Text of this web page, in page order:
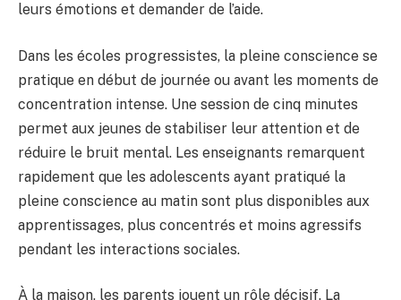
leurs émotions et demander de l’aide.
Dans les écoles progressistes, la pleine conscience se
pratique en début de journée ou avant les moments de
concentration intense. Une session de cinq minutes
permet aux jeunes de stabiliser leur attention et de
réduire le bruit mental. Les enseignants remarquent
rapidement que les adolescents ayant pratiqué la
pleine conscience au matin sont plus disponibles aux
apprentissages, plus concentrés et moins agressifs
pendant les interactions sociales.
À la maison, les parents jouent un rôle décisif. La